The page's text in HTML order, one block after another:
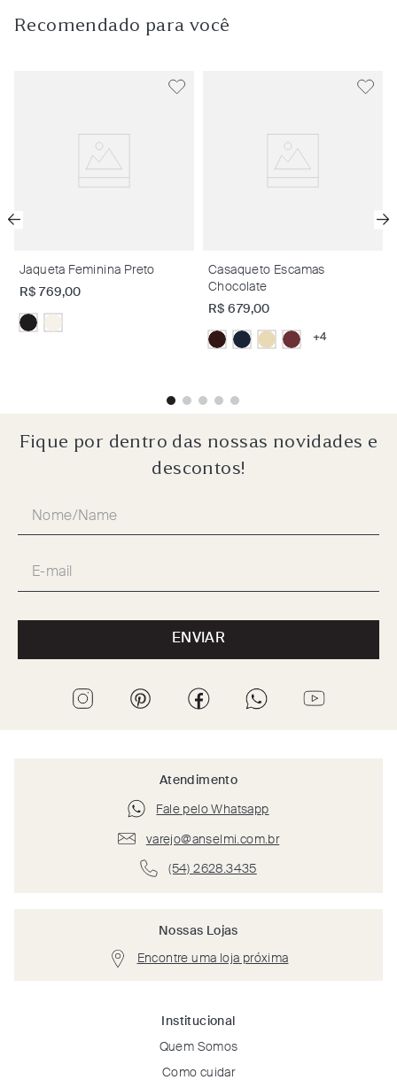
Recomendado para você
Jaqueta Feminina Preto
R$ 769,00
Casaqueto Escamas
Chocolate
R$ 679,00
+4
Fique por dentro das nossas novidades e
descontos!
ENVIAR
Atendimento
Fale pelo Whatsapp
varejo@anselmi.com.br
(54) 2628.3435
Nossas Lojas
Encontre uma loja próxima
Institucional
Quem Somos
Como cuidar